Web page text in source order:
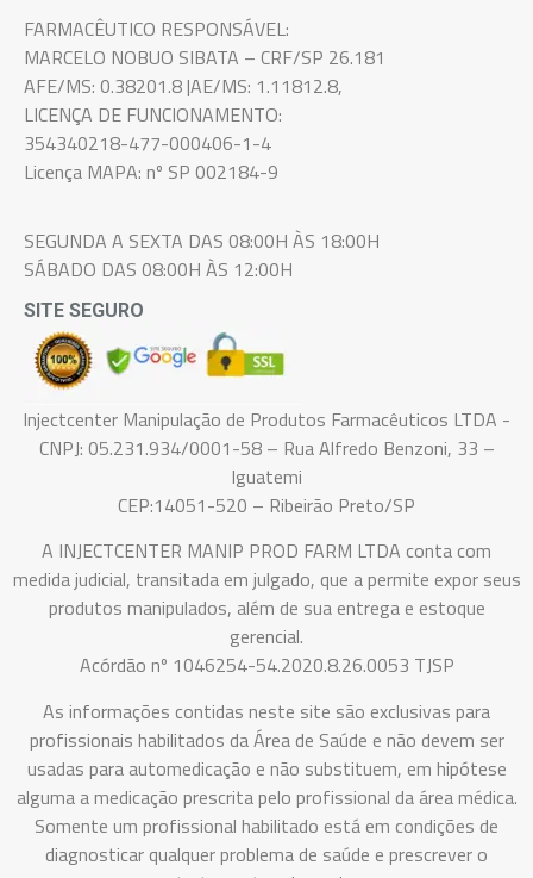
FARMACÊUTICO RESPONSÁVEL:
MARCELO NOBUO SIBATA – CRF/SP 26.181
AFE/MS: 0.38201.8 |AE/MS: 1.11812.8,
LICENÇA DE FUNCIONAMENTO:
354340218-477-000406-1-4
Licença MAPA: nº SP 002184-9
SEGUNDA A SEXTA DAS 08:00H ÀS 18:00H
SÁBADO DAS 08:00H ÀS 12:00H
SITE SEGURO
Injectcenter Manipulação de Produtos Farmacêuticos LTDA -
CNPJ: 05.231.934/0001-58 – Rua Alfredo Benzoni, 33 –
Iguatemi
CEP:14051-520 – Ribeirão Preto/SP
A INJECTCENTER MANIP PROD FARM LTDA conta com
medida judicial, transitada em julgado, que a permite expor seus
produtos manipulados, além de sua entrega e estoque
gerencial.
Acórdão nº 1046254-54.2020.8.26.0053 TJSP
As informações contidas neste site são exclusivas para
profissionais habilitados da Área de Saúde e não devem ser
usadas para automedicação e não substituem, em hipótese
alguma a medicação prescrita pelo profissional da área médica.
Somente um profissional habilitado está em condições de
diagnosticar qualquer problema de saúde e prescrever o